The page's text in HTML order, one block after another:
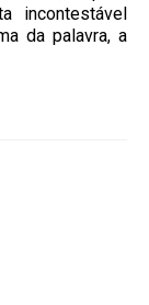
incontestável
da palavra, a